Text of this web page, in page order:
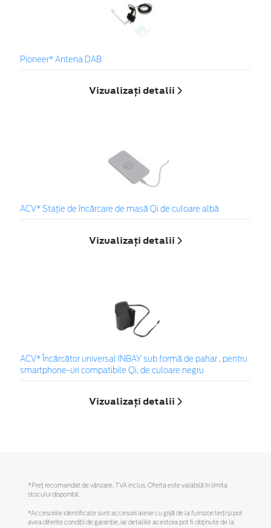
Pioneer* Antena DAB
Vizualizați detalii
ACV* Stație de încărcare de masă Qi de culoare albă
Vizualizați detalii
ACV* Încărcător universal INBAY sub formă de pahar , pentru
smartphone-uri compatibile Qi, de culoare negru
Vizualizați detalii
*Preţ recomandat de vânzare, TVA inclus. Oferta este valabilă în limita
stocului disponibil.
*Accesoriile identificate sunt accesorii alese cu grijă de la furnizori terți și pot
avea diferite condiții de garanție, iar detaliile acestora pot fi obținute de la